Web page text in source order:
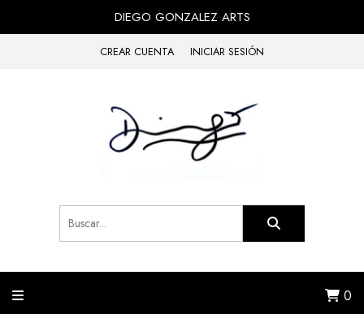
DIEGO GONZALEZ ARTS
CREAR CUENTA INICIAR SESIÓN
0